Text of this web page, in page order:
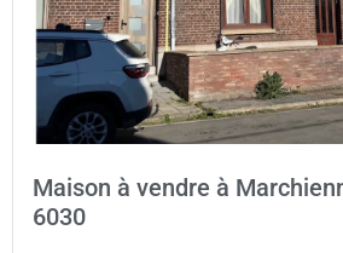
Maison à vendre à
6030